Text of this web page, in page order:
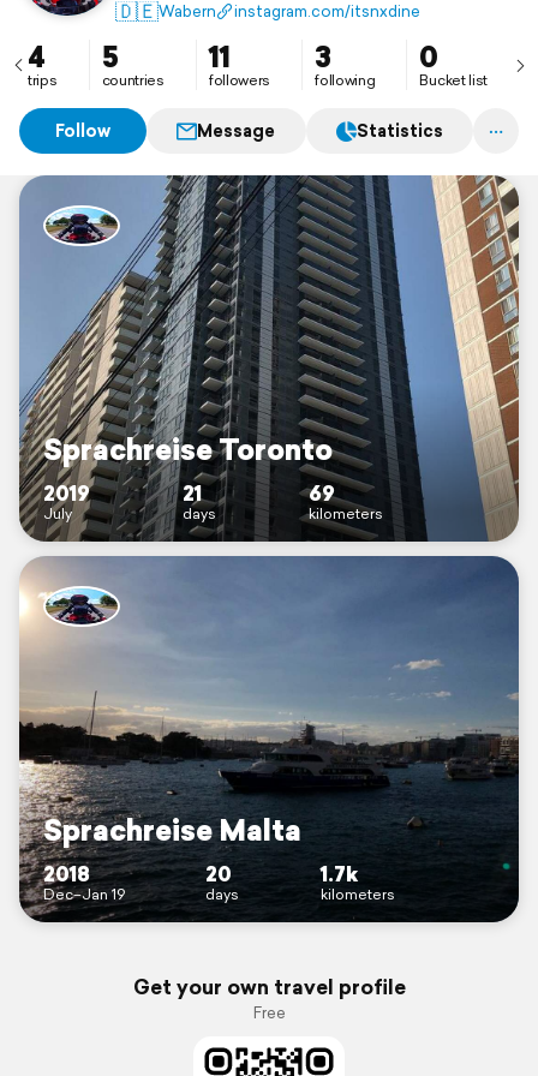
🇩🇪Wabern instagram.com/itsnxdine
4
trips
5
countries
11
followers
3
following
0
Bucket list
Follow Message Statistics
Sprachreise Toronto
2019
July
21
days
69
kilometers
Sprachreise Malta
2018
Dec–Jan 19
20
days
1.7k
kilometers
Get your own travel profile
Free